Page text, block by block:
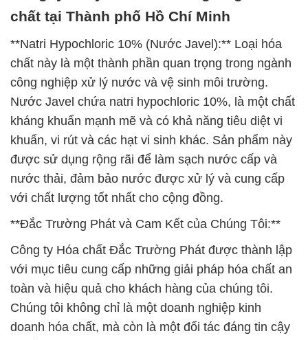
chất tại Thành phố Hồ Chí Minh
**Natri Hypochloric 10% (Nước Javel):** Loại hóa
chất này là một thành phần quan trọng trong ngành
công nghiệp xử lý nước và vệ sinh môi trường.
Nước Javel chứa natri hypochloric 10%, là một chất
kháng khuẩn mạnh mẽ và có khả năng tiêu diệt vi
khuẩn, vi rút và các hạt vi sinh khác. Sản phẩm này
được sử dụng rộng rãi để làm sạch nước cấp và
nước thải, đảm bảo nước được xử lý và cung cấp
với chất lượng tốt nhất cho cộng đồng.
**Đắc Trường Phát và Cam Kết của Chúng Tôi:**
Công ty Hóa chất Đắc Trường Phát được thành lập
với mục tiêu cung cấp những giải pháp hóa chất an
toàn và hiệu quả cho khách hàng của chúng tôi.
Chúng tôi không chỉ là một doanh nghiệp kinh
doanh hóa chất, mà còn là một đối tác đáng tin cậy